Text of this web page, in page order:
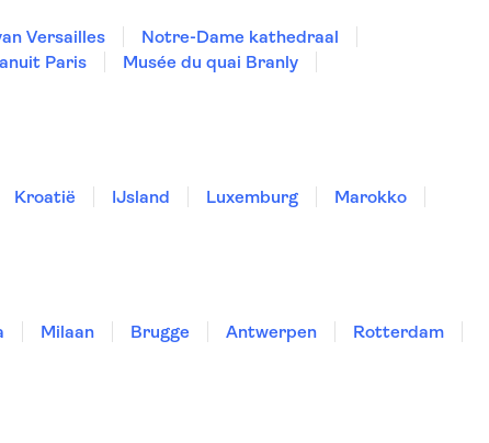
Versailles
Notre-Dame kathedraal
Paris
Musée du quai Branly
Kroatië IJsland Luxemburg
Marokko
Milaan Brugge Antwerpen
Rotterdam